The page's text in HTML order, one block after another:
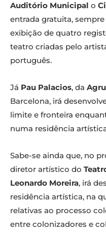
Auditório Municipal o
entrada gratuita,
exibição de quatro
teatro criadas pelo
português.
Já Pau Palacios, da
Barcelona, irá
limite e fronteira
numa residência
Sabe-se ainda que, no
diretor artístico do
Leonardo Moreira, irá
residência artística, na
relativas ao processo
entre colonizadores e